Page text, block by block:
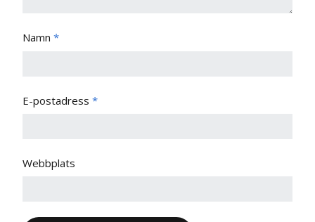
Namn *
E-postadress *
Webbplats